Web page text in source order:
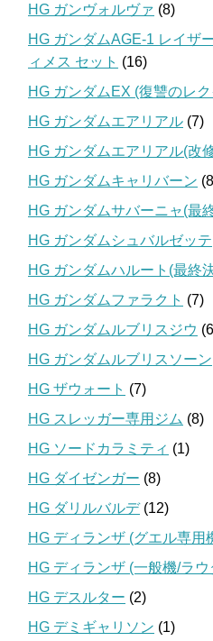
HG ガンヴォルヴァ (8)
HG ガンダムAGE-1 レイザ
ィメス セット (16)
HG ガンダムEX (復讐のレ
HG ガンダムエアリアル (7)
HG ガンダムエアリアル(改
HG ガンダムキャリバーン
HG ガンダムサバーニャ(最
HG ガンダムシュバルゼッテ
HG ガンダムハルート(最終
HG ガンダムファラクト (7)
HG ガンダムルブリスジウ
HG ガンダムルブリスソーン
HG ザウォート (7)
HG スレッガー専用ジム (8)
HG ソードカラミティ (1)
HG ダイゼンガー (8)
HG ダリルバルデ(12)
HG ディランザ (グエル専用
HG ディランザ (一般機/ラ
HG デスルター (2)
HG デミギャリソン (1)